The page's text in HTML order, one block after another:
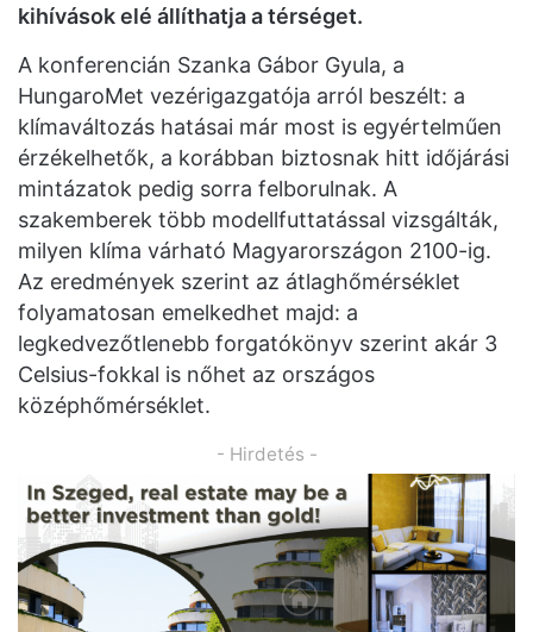
kihívások elé állíthatja a térséget.
A konferencián Szanka Gábor Gyula, a
HungaroMet vezérigazgatója arról beszélt: a
klímaváltozás hatásai már most is egyértelműen
érzékelhetők, a korábban biztosnak hitt időjárási
mintázatok pedig sorra felborulnak. A
szakemberek több modellfuttatással vizsgálták,
milyen klíma várható Magyarországon 2100-ig.
Az eredmények szerint az átlaghőmérséklet
folyamatosan emelkedhet majd: a
legkedvezőtlenebb forgatókönyv szerint akár 3
Celsius-fokkal is nőhet az országos
középhőmérséklet.
- Hirdetés -